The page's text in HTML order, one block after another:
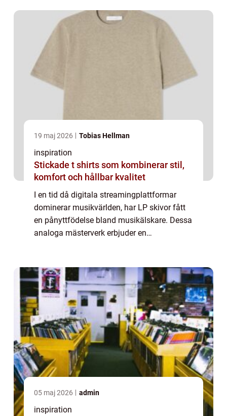
19 maj 2026 Tobias Hellman
inspiration
Stickade t shirts som kombinerar stil,
komfort och hållbar kvalitet
I en tid då digitala streamingplattformar
dominerar musikvärlden, har LP skivor fått
en pånyttfödelse bland musikälskare. Dessa
analoga mästerverk erbjuder en
05 maj 2026 admin
inspiration